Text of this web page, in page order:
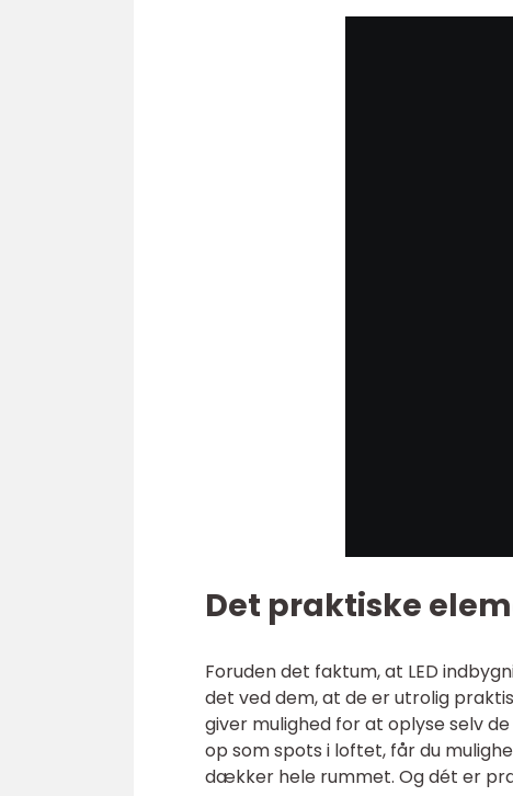
Det praktiske
Foruden det faktum, at LED
det ved dem, at de er utrolig
giver mulighed for at oplyse selv
op som spots i loftet, får du
dækker hele rummet. Og dét er